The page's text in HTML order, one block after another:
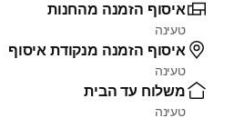
איסוף הזמנה מהחנות
טעינה
איסוף הזמנה מנקודת איסוף
טעינה
משלוח עד הבית
טעינה